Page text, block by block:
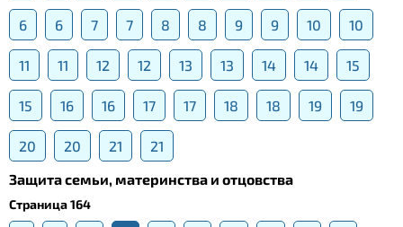
6 6 7 7 8 8 9 9 10 10
11 11 12 12 13 13 14 14 15
15 16 16 17 17 18 18 19 19
20 20 21
21
Защита семьи, материнства и отцовства
Страница 164